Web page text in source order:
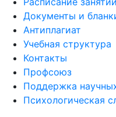
Документы и
Антиплагиат
Учебная структура
Контакты
Профсоюз
Поддержка
Психологическая